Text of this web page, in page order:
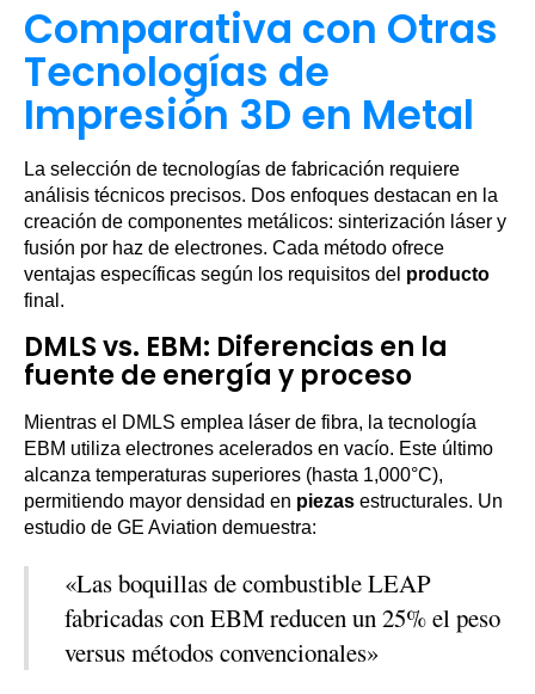
Comparativa con Otras
Tecnologías de
Impresión 3D en Metal
La selección de tecnologías de fabricación requiere
análisis técnicos precisos. Dos enfoques destacan en la
creación de componentes metálicos: sinterización láser y
fusión por haz de electrones. Cada método ofrece
ventajas específicas según los requisitos del producto
final.
DMLS vs. EBM: Diferencias en la
fuente de energía y proceso
Mientras el DMLS emplea láser de fibra, la tecnología
EBM utiliza electrones acelerados en vacío. Este último
alcanza temperaturas superiores (hasta 1,000°C),
permitiendo mayor densidad en piezas estructurales. Un
estudio de GE Aviation demuestra:
«Las boquillas de combustible LEAP
fabricadas con EBM reducen un 25% el peso
versus métodos convencionales»